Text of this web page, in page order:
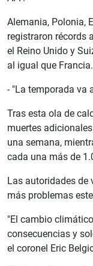
Alemania, Polonia,
registraron récords
el Reino Unido y
al igual que Francia.
- "La temporada va
Tras esta ola de
muertes
una semana,
cada una más de
Las autoridades de
más problemas
"El cambio
consecuencias y
el coronel Eric